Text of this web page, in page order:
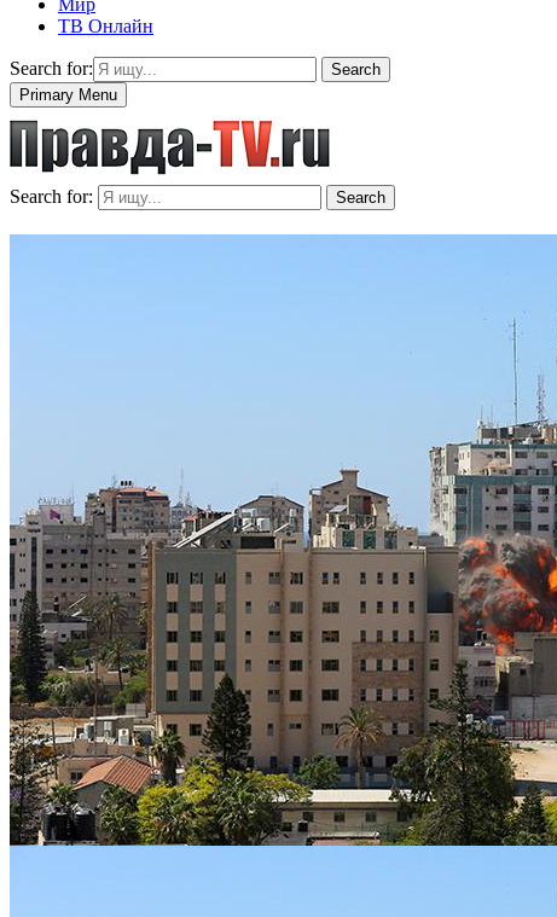
Мир
ТВ Онлайн
Search for:
Search
Primary Menu
Search for: Search